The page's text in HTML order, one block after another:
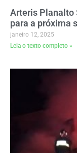
Arteris Planalto
para a próxima
janeiro 12, 2025
Leia o texto completo »